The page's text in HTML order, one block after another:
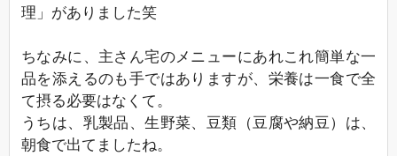
理」がありました笑
ちなみに、主さん宅のメニューにあれこれ簡単な一
品を添えるのも手ではありますが、栄養は一食で全
て摂る必要はなくて。
うちは、乳製品、生野菜、豆類（豆腐や納豆）は、
朝食で出てましたね。